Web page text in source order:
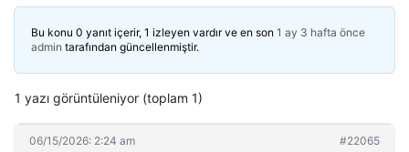
Bu konu 0 yanıt içerir, 1 izleyen vardır ve en son 1 ay 3 hafta önce
admin tarafından güncellenmiştir.
1 yazı görüntüleniyor (toplam 1)
06/15/2026: 2:24 am #22065